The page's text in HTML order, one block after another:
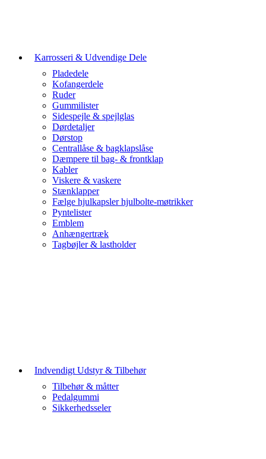
Karrosseri & Udvendige Dele
Pladedele
Kofangerdele
Ruder
Gummilister
Sidespejle & spejlglas
Dørdetaljer
Dørstop
Centrallåse & bagklapslåse
Dæmpere til bag- & frontklap
Kabler
Viskere & vaskere
Stænklapper
Fælge hjulkapsler hjulbolte-møtrikker
Pyntelister
Emblem
Anhængertræk
Tagbøjler & lastholder
Indvendigt Udstyr & Tilbehør
Tilbehør & måtter
Pedalgummi
Sikkerhedsseler